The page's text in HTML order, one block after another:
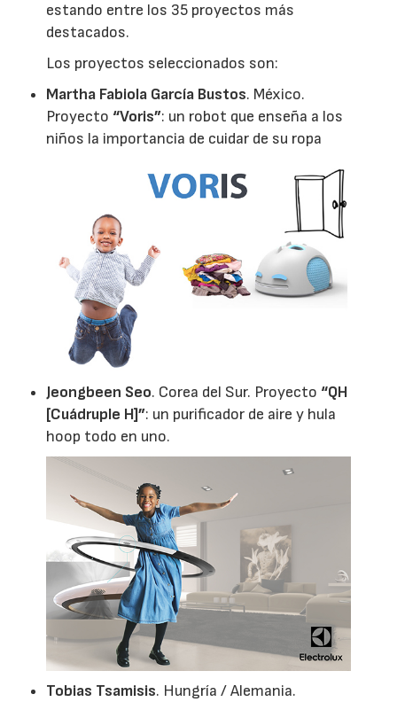
estando entre los 35 proyectos más
destacados.
Los proyectos seleccionados son:
Martha Fabiola García Bustos. México.
Proyecto “Voris”: un robot que enseña a los
niños la importancia de cuidar de su ropa
Jeongbeen Seo. Corea del Sur. Proyecto “QH
[Cuádruple H]”: un purificador de aire y hula
hoop todo en uno.
Tobias Tsamisis. Hungría / Alemania.